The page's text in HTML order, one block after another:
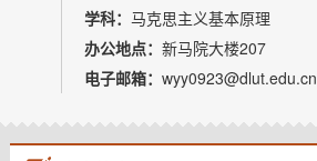
教师博客
学科： 马克思主义基本原理
办公地点： 新马院大楼207
电子邮箱： wyy0923@dlut.edu.cn